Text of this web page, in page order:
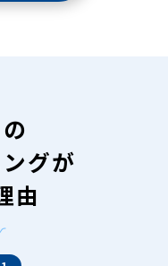
グが
由